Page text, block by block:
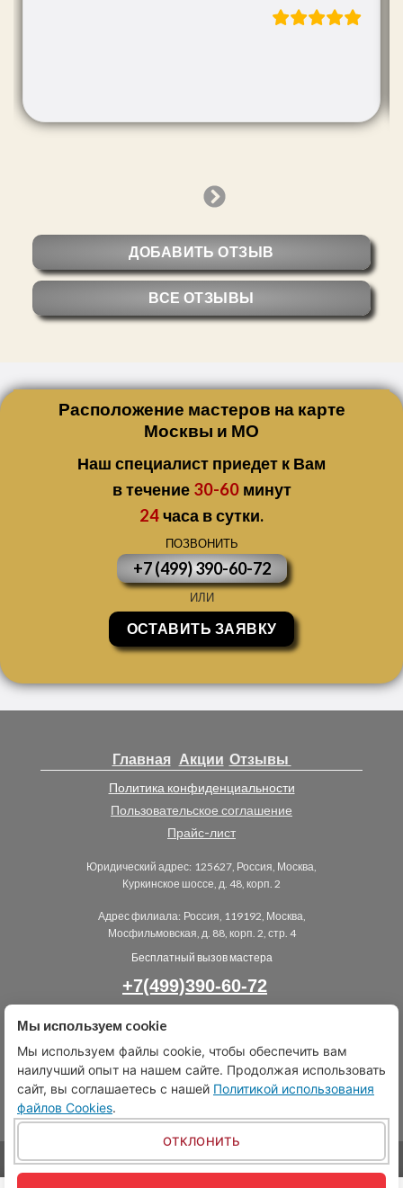
Next
ДОБАВИТЬ ОТЗЫВ
ВСЕ ОТЗЫВЫ
Расположение мастеров на карте
Москвы и МО
Наш специалист приедет к Вам
в течение 30-60минут
24часа в сутки.
ПОЗВОНИТЬ
+7 (499) 390-60-72
ИЛИ
ОСТАВИТЬ ЗАЯВКУ
Главная Акции Отзывы
Политика конфиденциальности
Пользовательское соглашение
Прайс-лист
Юридический адрес: 125627, Россия, Москва,
Куркинское шоссе, д. 48, корп. 2
Адрес филиала: Россия, 119192, Москва,
Мосфильмовская, д. 88, корп. 2, стр. 4
Бесплатный вызов мастера
+7(499)390-60-72
ПОЗВОНИТЕ МНЕ
info@gidrostok-servis.ru
ИП Шинкуба Мизан Амиранович, ИНН 772622149606
Мы используем cookie
Мы используем файлы cookie, чтобы обеспечить вам
наилучший опыт на нашем сайте. Продолжая использовать
сайт, вы соглашаетесь с нашей Политикой использования
файлов Cookies.
ОТКЛОНИТЬ